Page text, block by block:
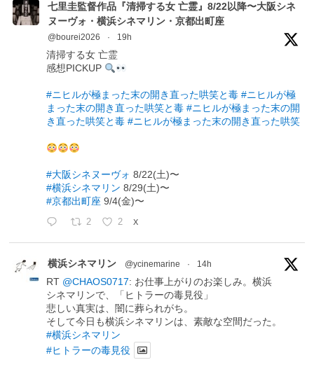
七里圭監督作品『清掃する女 亡霊』8/22以降〜大阪シネ
ヌーヴォ・横浜シネマリン・京都出町座
@bourei2026 · 19h
清掃する女 亡霊
感想PICKUP
#ニヒルが極まった末の開き直った哄笑と毒 #ニヒルが極
まった末の開き直った哄笑と毒 #ニヒルが極まった末の開
き直った哄笑と毒 #ニヒルが極まった末の開き直った哄笑
#大阪シネヌーヴォ 8/22(土)〜
#横浜シネマリン 8/29(土)〜
#京都出町座 9/4(金)〜
2 2 X
横浜シネマリン @ycinemarine · 14h
RT @CHAOS0717: お仕事上がりのお楽しみ。横浜
シネマリンで、「ヒトラーの毒見役」
悲しい真実は、闇に葬られがち。
そして今日も横浜シネマリンは、素敵な空間だった。
#横浜シネマリン
#ヒトラーの毒見役